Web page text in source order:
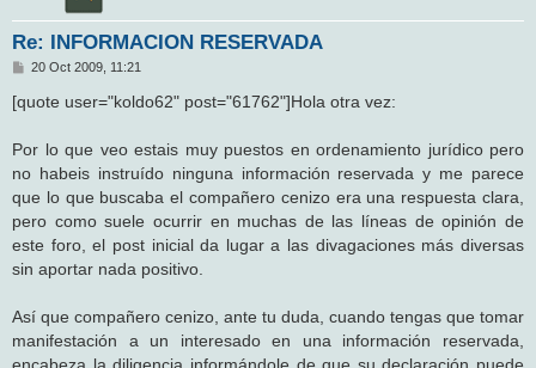
Re: INFORMACION RESERVADA
M
n
e
20 Oct 2009, 11:21
[quote user="koldo62" post="61762"]Hola otra vez:
Por lo que veo estais muy puestos en ordenamiento jurídico pero
no habeis instruído ninguna información reservada y me parece
que lo que buscaba el compañero cenizo era una respuesta clara,
pero como suele ocurrir en muchas de las líneas de opinión de
este foro, el post inicial da lugar a las divagaciones más diversas
sin aportar nada positivo.
Así que compañero cenizo, ante tu duda, cuando tengas que tomar
manifestación a un interesado en una información reservada,